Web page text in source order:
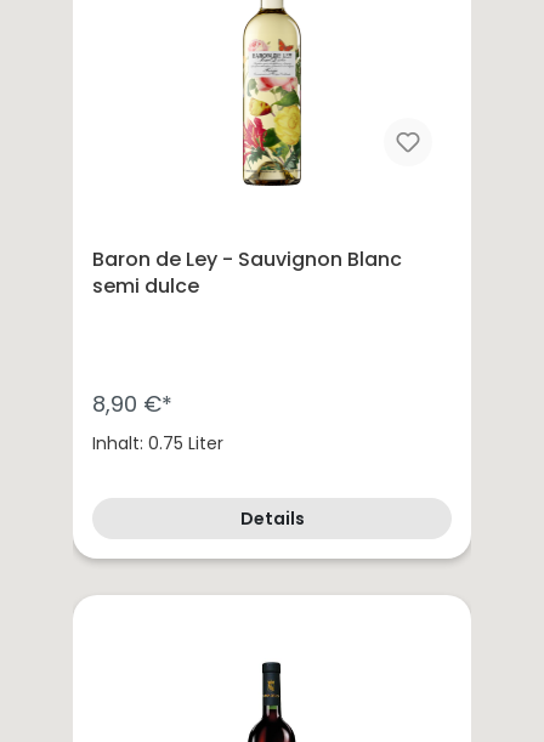
Baron de Ley - Sauvignon Blanc
semi dulce
8,90 €*
Inhalt: 0.75 Liter
Details